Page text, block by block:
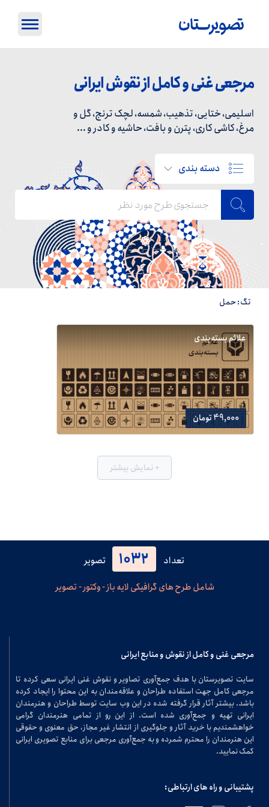
مرجعی غنی و کامل از نقوش ایرانی
اسلیمی، ختایی، تذهیب، شمسه، لچک ترنج، گل و
مرغ، کاشی کاری، پترن و بافت، حاشیه و کادر و ...
دسته بندی
تگ: حمل
علائم بسته‌بندی
49,000 تومان
+ نمایش بیشتر
تعداد 1032
تصویر
شامل طرح های گرافیکی لایه باز - وکتور - تصویر
مرجعی غنی و کامل از نقوش و منابع ایرانی
سایت تصویرستان با هدف جمع‌آوری تصاویر و نقوش غنی ایرانی سعی کرده تا
مرجعی کامل جهت استفاده طراحان و علاقه‌مندان به این محتوا را ایجاد کرده
باشد. بیشتر آثار قرار گرفته شده در این وب سایت توسط طراحان و هنرمندان
ایرانی تهیه و جمع‌آوری شده است. از این رو از تمامی هنرمندان گرامی
خواهشمندیم با خرید آثار و جلوگیری از انتشار غیر مجاز، حق معنوی و حقوقی
این هنرمندان را محترم شمرده و به جمع‌آوری مرجعی برای منابع تصویری ایرانی
کمک نمایید.
پشتیبانی و راه های ارتباطی: